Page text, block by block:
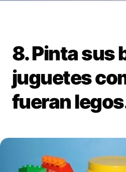
8. Pinta sus
juguetes
fueran